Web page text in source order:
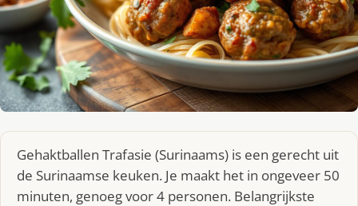
Gehaktballen Trafasie (Surinaams) is een gerecht uit
de Surinaamse keuken. Je maakt het in ongeveer 50
minuten, genoeg voor 4 personen. Belangrijkste